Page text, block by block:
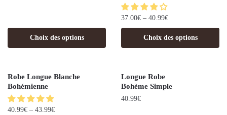
Choix des options
37.00€ – 40.99€
Choix des options
Robe Longue Blanche
Bohémienne
40.99€ – 43.99€
Longue Robe
Bohème Simple
40.99€